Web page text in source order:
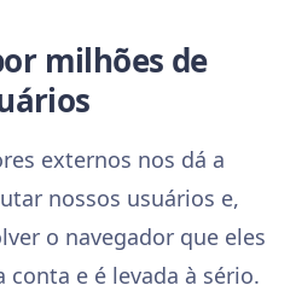
milhões de
externos nos dá a
nossos usuários e,
o navegador que eles
conta e é levada à sério.